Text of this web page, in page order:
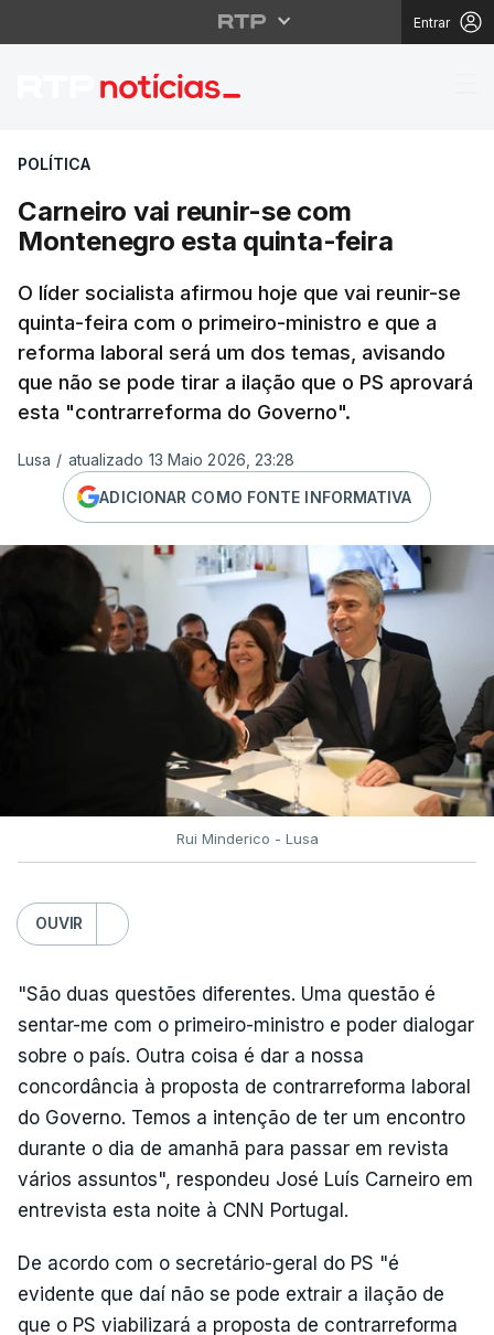
Entrar
Carneiro vai reunir-
POLÍTICA
Carneiro vai reunir-se com
Montenegro esta quinta-feira
O líder socialista afirmou hoje que vai reunir-se
quinta-feira com o primeiro-ministro e que a
reforma laboral será um dos temas, avisando
que não se pode tirar a ilação que o PS aprovará
esta "contrarreforma do Governo".
Lusa / atualizado 13 Maio 2026, 23:28
ADICIONAR COMO FONTE INFORMATIVA
Rui Minderico - Lusa
OUVIR
"São duas questões diferentes. Uma questão é
sentar-me com o primeiro-ministro e poder dialogar
sobre o país. Outra coisa é dar a nossa
concordância à proposta de contrarreforma laboral
do Governo. Temos a intenção de ter um encontro
durante o dia de amanhã para passar em revista
vários assuntos", respondeu José Luís Carneiro em
entrevista esta noite à CNN Portugal.
De acordo com o secretário-geral do PS "é
evidente que daí não se pode extrair a ilação de
que o PS viabilizará a proposta de contrarreforma